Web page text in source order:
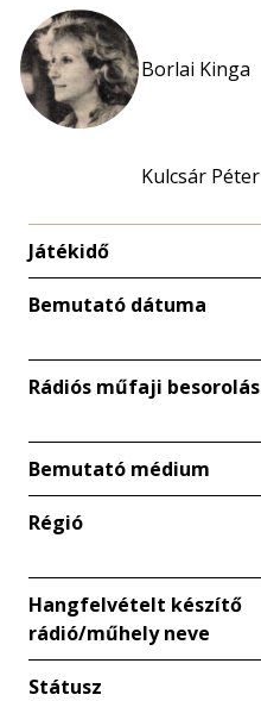
Borlai Kinga
Kulcsár Péter
Játékidő
Bemutató dátuma
Rádiós műfaji besorolás
Bemutató médium
Régió
Hangfelvételt készítő
rádió/műhely neve
Státusz